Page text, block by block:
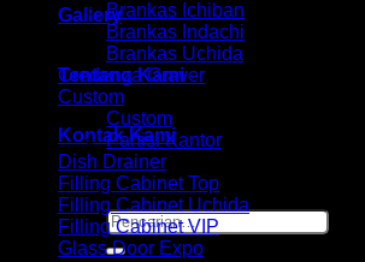
Gallery
Tentang Kami
Kontak Kami
Pencarian
untuk:
Brankas Ichiban
Brankas Indachi
Brankas Uchida
Credenza Graver
Custom
Custom
Partisi Kantor
Dish Drainer
Filling Cabinet Top
Filling Cabinet Uchida
Filling Cabinet VIP
Glass Door Expo